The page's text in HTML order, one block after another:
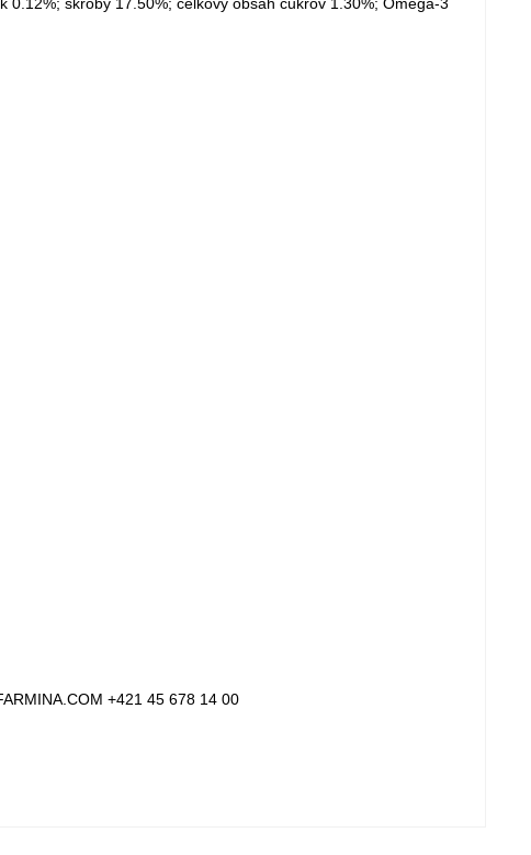
+421 45 678 14 00